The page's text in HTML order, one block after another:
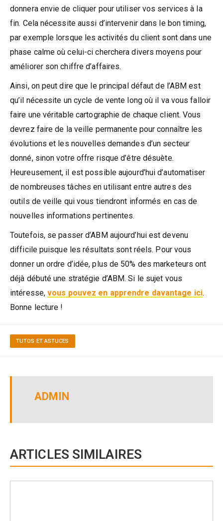
donnera envie de cliquer pour utiliser vos services à la
fin. Cela nécessite aussi d’intervenir dans le bon timing,
par exemple lorsque les activités du client sont dans une
phase calme où celui-ci cherchera divers moyens pour
améliorer son chiffre d’affaires.
Ainsi, on peut dire que le principal défaut de l’ABM est
qu’il nécessite un cycle de vente long où il va vous falloir
faire une véritable cartographie de chaque client. Vous
devrez faire de la veille permanente pour connaître les
évolutions et les nouvelles demandes d’un secteur
donné, sinon votre offre risque d’être désuète.
Heureusement, il est possible aujourd’hui d’automatiser
de nombreuses tâches en utilisant entre autres des
outils de veille qui vous tiendront informés en cas de
nouvelles informations pertinentes.
Toutefois, se passer d’ABM aujourd’hui est devenu
difficile puisque les résultats sont réels. Pour vous
donner un ordre d’idée, plus de 50% des marketeurs ont
déjà débuté une stratégie d’ABM. Si le sujet vous
intéresse,vous pouvez en apprendre davantage ici.
Bonne lecture !
TUTOS ET ASTUCES
ADMIN
ARTICLES SIMILAIRES